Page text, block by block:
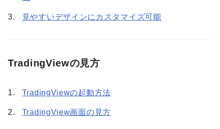
見やすいデザインにカスタマイズ可能
TradingViewの見方
TradingViewの起動方法
TradingView画面の見方